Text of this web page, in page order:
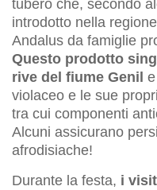
tubero che, secondo
introdotto nella
Andalus da famiglie
Questo prodotto
rive del fiume Genil
violaceo e le sue
tra cui componenti
Alcuni assicurano
afrodisiache!
Durante la festa, i